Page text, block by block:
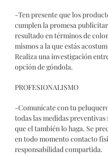
-Ten presente que los
cumplen la promesa
resultado en términos de
mismos a la que estás
Realiza una investigación
opción de góndola.
PROFESIONALISMO
-Comunícate con tu
todas las medidas
que el también lo haga. Se
en todo momento contacto
responsabilidad compartida.